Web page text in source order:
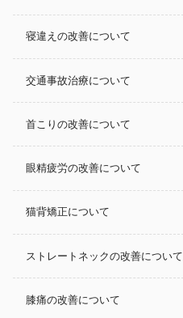
寝違えの改善について
交通事故治療について
首こりの改善について
眼精疲労の改善について
猫背矯正について
ストレートネックの改善について
膝痛の改善について